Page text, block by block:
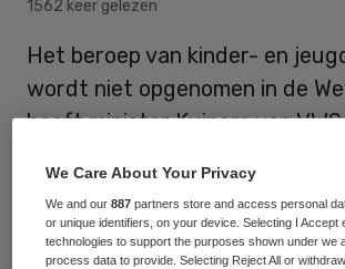
1562 keer gelezen
Het beroep van kinder- en
wordt niet opgenomen in de
heeft minister Kuipers van
hij niet in op het verzoek dat het
Nederlands Instituut van
(NIP) in 2015 deed. Kuipers
We Care About Your Privacy
We and our887 partners store and access personal
or unique identifiers, on your device. Selecting I Accept
technologies to support the purposes shown under we
process data to provide. Selecting Reject All or